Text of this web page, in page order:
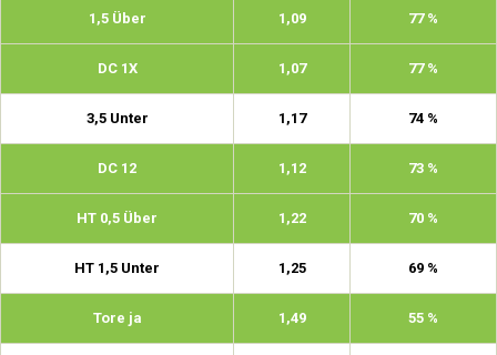
1,5 Über 1,09 77 %
DC 1X 1,07 77 %
3,5 Unter 1,17 74 %
DC 12 1,12 73 %
HT 0,5 Über 1,22 70 %
HT 1,5 Unter 1,25 69 %
Tore ja 1,49 55 %